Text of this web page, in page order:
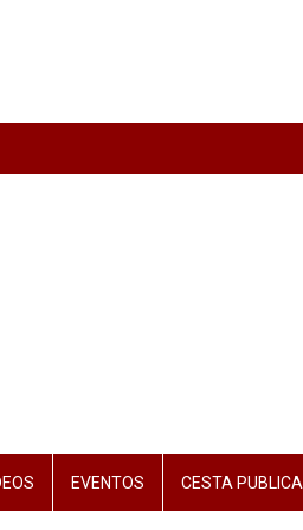
EVENTOS CESTA PUBLICA